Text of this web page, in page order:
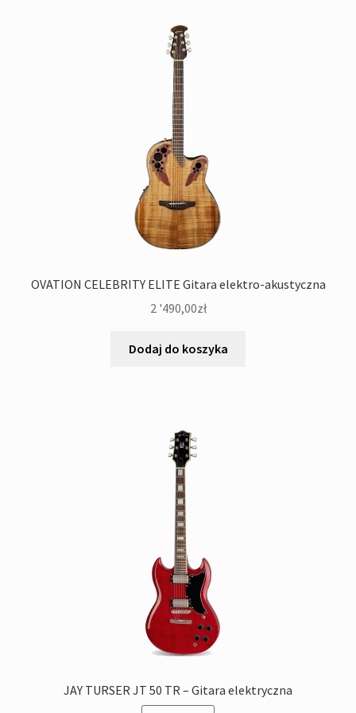
OVATION CELEBRITY ELITE Gitara elektro-akustyczna
2 '490,00zł
Dodaj do koszyka
JAY TURSER JT 50 TR – Gitara elektryczna